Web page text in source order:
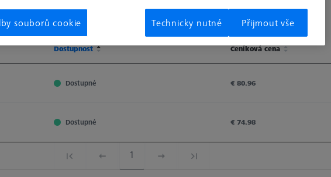
Dostupnost
Dostupnost Ceníková cena
Dostupné € 80.96
Dostupné € 74.98
1
souborů cookie Technicky nutné Přijmout vše